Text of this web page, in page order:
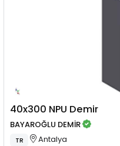
40x300 NPU Demir
BAYAROĞLU DEMİR
TR Antalya